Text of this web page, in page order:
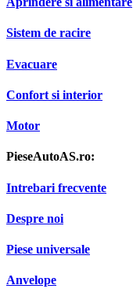
Sistem de racire
Evacuare
Confort si interior
Motor
PieseAutoAS.ro:
Intrebari frecvente
Despre noi
Piese universale
Anvelope